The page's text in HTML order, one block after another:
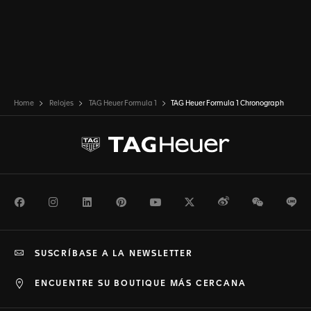
Home Relojes TAG Heuer Formula 1 TAG Heuer Formula 1 Chronograph
FacebookInstagramLinkedInPinterestYoutubeTwitterWeiboWeChat
ENCUENTRE SU BOUTIQUE MÁS CERCANA
SUSCRÍBASE A LA NEWSLETTER